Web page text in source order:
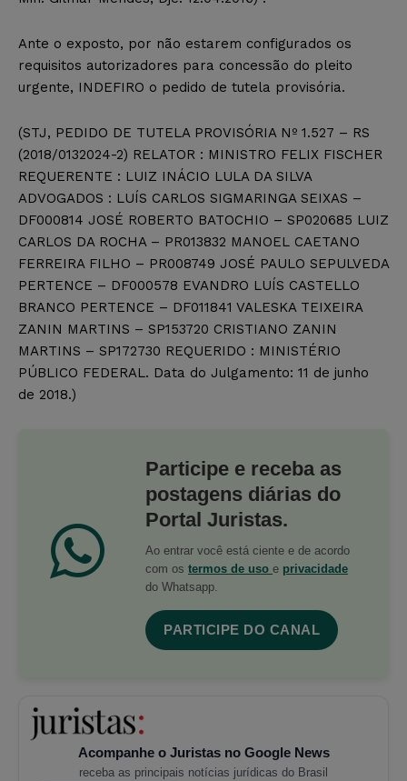
Ante o exposto, por não estarem configurados os
requisitos autorizadores para concessão do pleito
urgente, INDEFIRO o pedido de tutela provisória.
(STJ, PEDIDO DE TUTELA PROVISÓRIA Nº 1.527 – RS
(2018/0132024-2) RELATOR : MINISTRO FELIX FISCHER
REQUERENTE : LUIZ INÁCIO LULA DA SILVA
ADVOGADOS : LUÍS CARLOS SIGMARINGA SEIXAS –
DF000814 JOSÉ ROBERTO BATOCHIO – SP020685 LUIZ
CARLOS DA ROCHA – PR013832 MANOEL CAETANO
FERREIRA FILHO – PR008749 JOSÉ PAULO SEPULVEDA
PERTENCE – DF000578 EVANDRO LUÍS CASTELLO
BRANCO PERTENCE – DF011841 VALESKA TEIXEIRA
ZANIN MARTINS – SP153720 CRISTIANO ZANIN
MARTINS – SP172730 REQUERIDO : MINISTÉRIO
PÚBLICO FEDERAL. Data do Julgamento: 11 de junho
de 2018.)
Participe e receba as
postagens diárias do
Portal Juristas.
Ao entrar você está ciente e de acordo
com os termos de uso e privacidade
do Whatsapp.
PARTICIPE DO CANAL
Acompanhe o Juristas no Google News
receba as principais notícias jurídicas do Brasil